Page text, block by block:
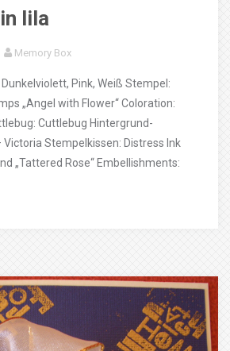
lila
Memory Box
Pink, Weiß Stempel:
„Angel with Flower“ Coloration:
Cuttlebug Hintergrund-
Victoria Stempelkissen: Distress Ink
„Tattered Rose“ Embellishments: